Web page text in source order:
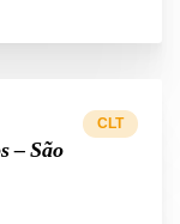
– São
CLT